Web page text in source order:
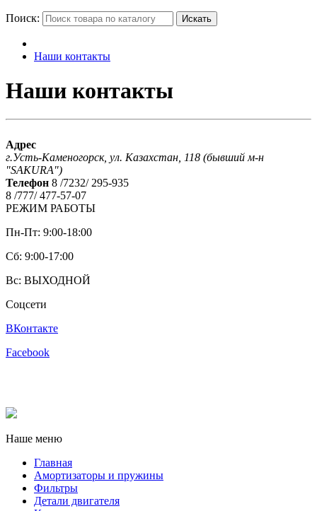
Поиск: Искать
Наши контакты
Наши контакты
Адрес
г.Усть-Каменогорск, ул. Казахстан, 118 (бывший м-н
"SAKURA")
Телефон 8 /7232/ 295-935
8 /777/ 477-57-07
РЕЖИМ РАБОТЫ
Пн-Пт: 9:00-18:00
Cб: 9:00-17:00
Вс: ВЫХОДНОЙ
Соцсети
ВКонтакте
Facebook
Наше меню
Главная
Амортизаторы и пружины
Фильтры
Детали двигателя